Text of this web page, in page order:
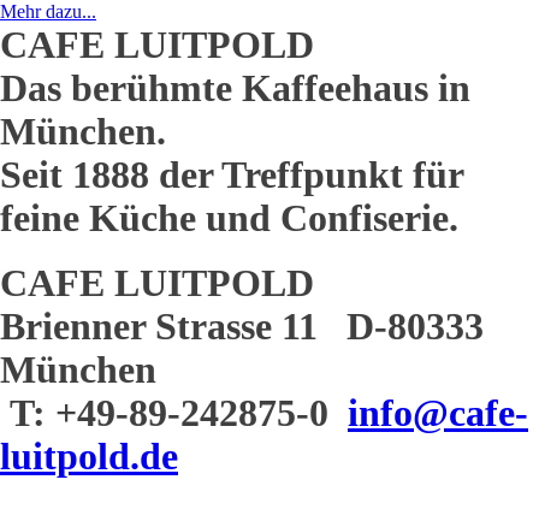
Mehr dazu...
CAFE LUITPOLD
Das berühmte Kaffeehaus in
München.
Seit 1888 der Treffpunkt für
feine Küche und Confiserie.
CAFE LUITPOLD
Brienner Strasse 11 D-80333
München
T: +49-89-242875-0 info@cafe-
luitpold.de